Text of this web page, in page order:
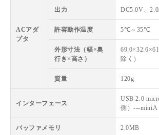
ACアダ
プタ
出力 DC5.0V、
許容動作温度 5℃～35℃
外形寸法（幅×奥
行き×高さ）
除く）
質量 120g
インターフェース
USB 2.0
側）---miniA
バッファメモリ 2.0MB